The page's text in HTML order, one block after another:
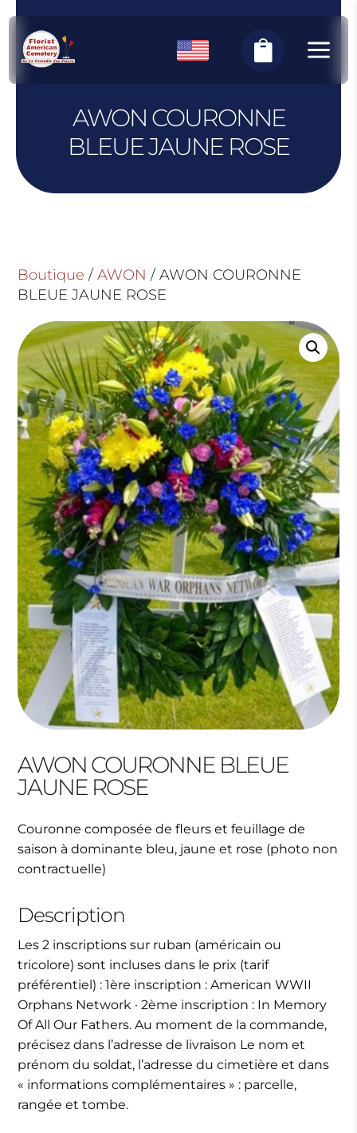
a

AWON COURONNE
BLEUE JAUNE ROSE
Boutique /AWON / AWON COURONNE
BLEUE JAUNE ROSE
AWON COURONNE BLEUE
JAUNE ROSE
Couronne composée de fleurs et feuillage de
saison à dominante bleu, jaune et rose (photo non
contractuelle)
Description
Les 2 inscriptions sur ruban (américain ou
tricolore) sont incluses dans le prix (tarif
préférentiel) : 1ère inscription : American WWII
Orphans Network · 2ème inscription : In Memory
Of All Our Fathers. Au moment de la commande,
précisez dans l’adresse de livraison Le nom et
prénom du soldat, l’adresse du cimetière et dans
« informations complémentaires » : parcelle,
rangée et tombe.